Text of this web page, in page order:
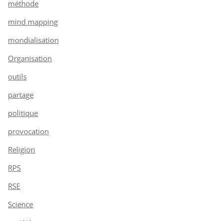
méthode
mind mapping
mondialisation
Organisation
outils
partage
politique
provocation
Religion
RPS
RSE
Science